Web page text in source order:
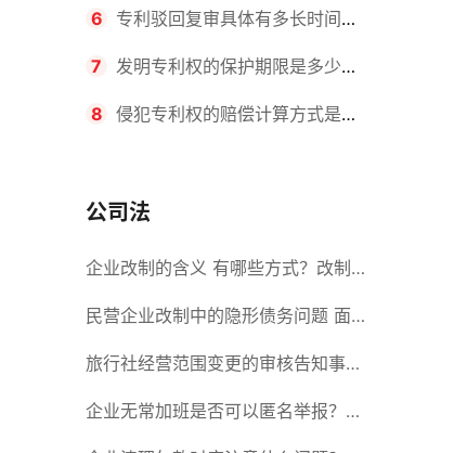
利的无效情形有哪些？
6 专利驳回复审具体有多长时间？
哪些情况下专利申请可能被驳回？
7 发明专利权的保护期限是多少
年？非专利发明人是否有专利申请
8 侵犯专利权的赔偿计算方式是什
间？
公司法
企业改制的含义 有哪些方式？改制
后国企员工属于什么性质？
民营企业改制中的隐形债务问题 面
对隐形债务问题应该如何解决？
旅行社经营范围变更的审核告知事项
旅游业的发展现状和趋势
企业无常加班是否可以匿名举报？强